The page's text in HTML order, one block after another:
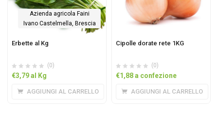
Azienda agricola Faini
Ivano Castelmella, Brescia
Erbette al Kg
(0)
€3,79al Kg
AGGIUNGI AL CARRELLO
Cipolle dorate rete 1KG
(0)
€1,88a confezione
AGGIUNGI AL CARRELLO